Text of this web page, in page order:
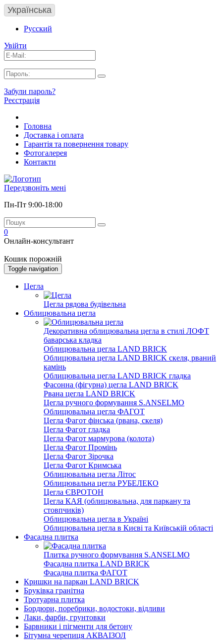
Українська
Русский
Увійти
Забули пароль?
Реєстрація
Головна
Доставка і оплата
Гарантія та повернення товару
Фотогалерея
Контакти
Передзвоніть мені
Пн-Пт 9:00-18:00
0
Онлайн-консультант
Кошик порожній
Toggle navigation
Цегла
Цегла рядова будівельна
Облицювальна цегла
Декоративна облицювальна цегла в стилі ЛОФТ
баварська кладка
Облицювальна цегла LAND BRICK
Облицювальна цегла LAND BRICK скеля, рваний
камінь
Облицювальна цегла LAND BRICK гладка
Фасонна (фігурна) цегла LAND BRICK
Рвана цегла LAND BRICK
Цегла ручного формування S.ANSELMO
Облицювальна цегла ФАГОТ
Цегла Фагот фінська (рвана, скеля)
Цегла Фагот гладка
Цегла Фагот мармурова (колота)
Цегла Фагот Промінь
Цегла Фагот Зірочка
Цегла Фагот Кримська
Облицювальна цегла Літос
Облицювальна цегла РУБЕЛЕКО
Цегла ЄВРОТОН
Цегла КАЯ (облицювальна, для паркану та
стовпчиків)
Облицювальна цегла в Україні
Облицювальна цегла в Києві та Київській області
Фасадна плитка
Плитка ручного формування S.ANSELMO
Фасадна плитка LAND BRICK
Фасадна плитка ФАГОТ
Кришки на паркан LAND BRICK
Бруківка гранітна
Тротуарна плитка
Бордюри, поребрики, водостоки, відливи
Лаки, фарби, грунтовки
Барвники і пігменти для бетону
Бітумна черепиця АКВАІЗОЛ